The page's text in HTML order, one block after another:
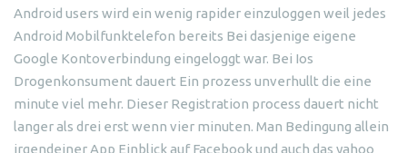
Android users wird ein wenig rapider einzuloggen weil jedes
Android Mobilfunktelefon bereits Bei dasjenige eigene
Google Kontoverbindung eingeloggt war. Bei Ios
Drogenkonsument dauert Ein prozess unverhullt die eine
minute viel mehr. Dieser Registration process dauert nicht
langer als drei erst wenn vier minuten. Man Bedingung allein
irgendeiner App Einblick auf Facebook und auch das yahoo